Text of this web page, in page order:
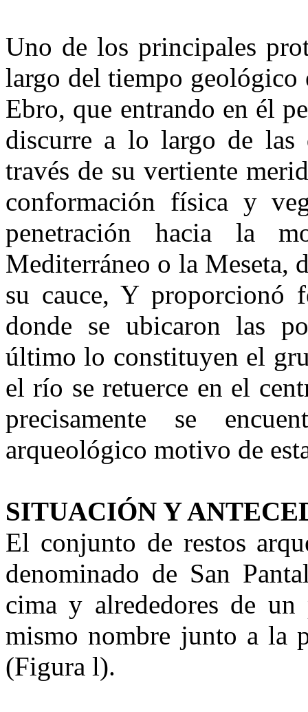
Uno de los principales
largo del tiempo
Ebro, que entrando en él
discurre a lo largo de las
través de su vertiente
conformación física y
penetración hacia la
Mediterráneo o la Meseta,
su cauce, Y proporcionó
donde se ubicaron las
último lo constituyen el
el río se retuerce en el
precisamente se
arqueológico motivo de
SITUACIÓN Y
El conjunto de restos
denominado de San
cima y alrededores de
mismo nombre junto a la
(Figura l).